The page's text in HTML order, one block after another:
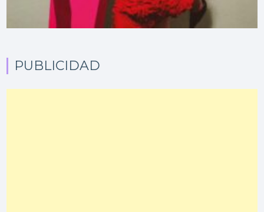
PUBLICIDAD